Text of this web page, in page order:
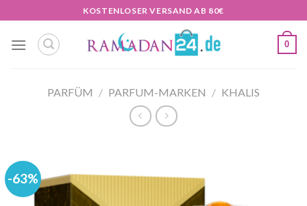
Inhalt
springen
KOSTENLOSER VERSAND AB 80€
0
PARFÜM / PARFUM-MARKEN / KHALIS
-63%